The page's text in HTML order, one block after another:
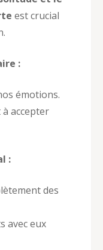
est crucial
:
émotions.
accepter
:
des
avec eux